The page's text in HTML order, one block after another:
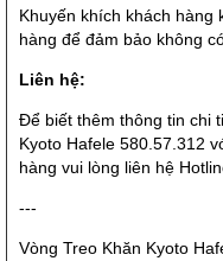
Khuyến khích khách hàng
hàng để đảm bảo không
Liên hệ:
Để biết thêm thông tin chi
Kyoto Hafele 580.57.312
hàng vui lòng liên hệ
---
Vòng Treo Khăn Kyoto